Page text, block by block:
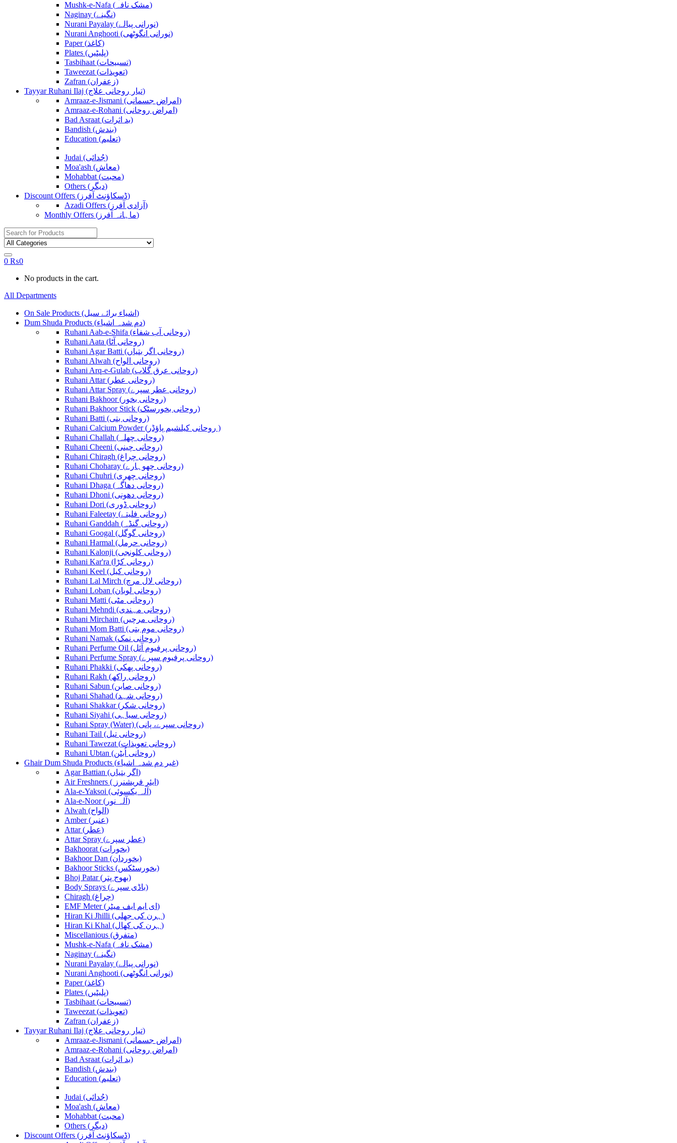
Mushk-e-Nafa (مشک نافہ)
Naginay (نگینے)
Nurani Payalay (نورانی پیالے)
Nurani Anghooti (نورانی انگوٹھی)
Paper (کاغذ)
Plates (پلیٹیں)
Tasbihaat (تسبیحات)
Taweezat (تعویذات)
Zafran (زعفران)
Tayyar Ruhani Ilaj (تیار روحانی علاج)
Amraaz-e-Jismani (امراض جسمانی)
Amraaz-e-Rohani (امراض روحانی)
Bad Asraat (بد اثرات)
Bandish (بندش)
Education (تعلیم)
Judai (جُدائی)
Moa'ash (معاش)
Mohabbat (محبت)
Others (دیگر)
Discount Offers (ڈسکاؤنٹ آفرز)
Azadi Offers (آزادی آفرز)
Monthly Offers (ماہانہ آفرز)
Search
for:
0 ₨0
No products in the cart.
All Departments
On Sale Products (اشیاء برائے سیل)
Dum Shuda Products (دم شدہ اشیاء)
Ruhani Aab-e-Shifa (روحانی آب شفاء)
Ruhani Aata (روحانی آٹا)
Ruhani Agar Batti (روحانی اگر بتیاں)
Ruhani Alwah (روحانی الواح)
Ruhani Arq-e-Gulab (روحانی عرق گلاب)
Ruhani Attar (روحانی عطر)
Ruhani Attar Spray (روحانی عطر سپرے)
Ruhani Bakhoor (روحانی بخور)
Ruhani Bakhoor Stick (روحانی بخورسٹک)
Ruhani Batti (روحانی بتی)
Ruhani Calcium Powder (روحانی کیلشیم پاؤڈر )
Ruhani Challah (روحانی چھلہ)
Ruhani Cheeni (روحانی چینی)
Ruhani Chiragh (روحانی چراغ)
Ruhani Choharay (روحانی چھوہارے)
Ruhani Chuhri (روحانی چھری)
Ruhani Dhaga (روحانی دھاگہ)
Ruhani Dhoni (روحانی دھونی)
Ruhani Dori (روحانی ڈوری)
Ruhani Faleetay (روحانی فلیتے)
Ruhani Ganddah (روحانی گنڈہ)
Ruhani Googal (روحانی گوگل)
Ruhani Harmal (روحانی حرمل)
Ruhani Kalonji (روحانی کلونجی)
Ruhani Kar'ra (روحانی کڑا)
Ruhani Keel (روحانی کیل)
Ruhani Lal Mirch (روحانی لال مرچ)
Ruhani Loban (روحانی لوبان)
Ruhani Matti (روحانی مٹی)
Ruhani Mehndi (روحانی مہندی)
Ruhani Mirchain (روحانی مرچیں)
Ruhani Mom Batti (روحانی موم بتی)
Ruhani Namak (روحانی نمک)
Ruhani Perfume Oil (روحانی پرفیوم آئل)
Ruhani Perfume Spray (روحانی پرفیوم سپرے)
Ruhani Phakki (روحانی پھکی)
Ruhani Rakh (روحانی راکھ)
Ruhani Sabun (روحانی صابن)
Ruhani Shahad (روحانی شہد)
Ruhani Shakkar (روحانی شکر)
Ruhani Siyahi (روحانی سیاہی)
Ruhani Spray (Water) (روحانی سپرے، پانی)
Ruhani Tail (روحانی تیل)
Ruhani Tawezat (روحانی تعویذات)
Ruhani Ubtan (روحانی اُبٹن)
Ghair Dum Shuda Products (غیر دم شدہ اشیاء)
Agar Battian (اگر بتیاں)
Air Freshners ( ایئر فریشنرز)
Ala-e-Yaksoi (آلہ یکسوئی)
Ala-e-Noor (آلہ نور)
Alwah (الواح)
Amber (عنبر)
Attar (عطر)
Attar Spray (عطر سپرے)
Bakhoorat (بخورات)
Bakhoor Dan (بخوردان)
Bakhoor Sticks (بخورسٹکس)
Bhoj Patar (بھوج پتر)
Body Sprays (باڈی سپرے)
Chiragh (چراغ)
EMF Meter (ای ایم ایف میٹر)
Hiran Ki Jhilli (ہرن کی جھلی)
Hiran Ki Khal (ہرن کی کھال)
Miscellanious (متفرق)
Mushk-e-Nafa (مشک نافہ)
Naginay (نگینے)
Nurani Payalay (نورانی پیالے)
Nurani Anghooti (نورانی انگوٹھی)
Paper (کاغذ)
Plates (پلیٹیں)
Tasbihaat (تسبیحات)
Taweezat (تعویذات)
Zafran (زعفران)
Tayyar Ruhani Ilaj (تیار روحانی علاج)
Amraaz-e-Jismani (امراض جسمانی)
Amraaz-e-Rohani (امراض روحانی)
Bad Asraat (بد اثرات)
Bandish (بندش)
Education (تعلیم)
Judai (جُدائی)
Moa'ash (معاش)
Mohabbat (محبت)
Others (دیگر)
Discount Offers (ڈسکاؤنٹ آفرز)